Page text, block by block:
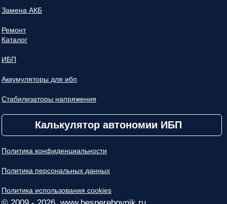
Замена АКБ
Ремонт
Каталог
ИБП
Аккумуляторы для ибп
Стабилизаторы напряжения
Калькулятор автономии ИБП
Политика конфиденциальности
Политика персональных данных
Политика использования cookies